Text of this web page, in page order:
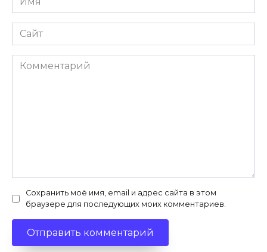
*
Сайт
Комментарий
Сохранить моё имя, email и адрес сайта в этом
браузере для последующих моих комментариев.